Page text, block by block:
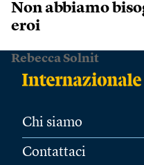
Non abbiamo
eroi
Rebecca Solnit
Chi siamo
Contattaci